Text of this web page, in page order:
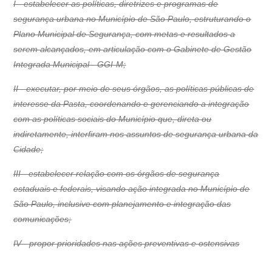
I - estabelecer as políticas, diretrizes e programas de
segurança urbana no Município de São Paulo, estruturando o
Plano Municipal de Segurança, com metas e resultados a
serem alcançados, em articulação com o Gabinete de Gestão
Integrada Municipal - GGI-M;
II - executar, por meio de seus órgãos, as políticas públicas de
interesse da Pasta, coordenando e gerenciando a integração
com as políticas sociais do Município que, direta ou
indiretamente, interfiram nos assuntos de segurança urbana da
Cidade;
III - estabelecer relação com os órgãos de segurança
estaduais e federais, visando ação integrada no Município de
São Paulo, inclusive com planejamento e integração das
comunicações;
IV - propor prioridades nas ações preventivas e ostensivas